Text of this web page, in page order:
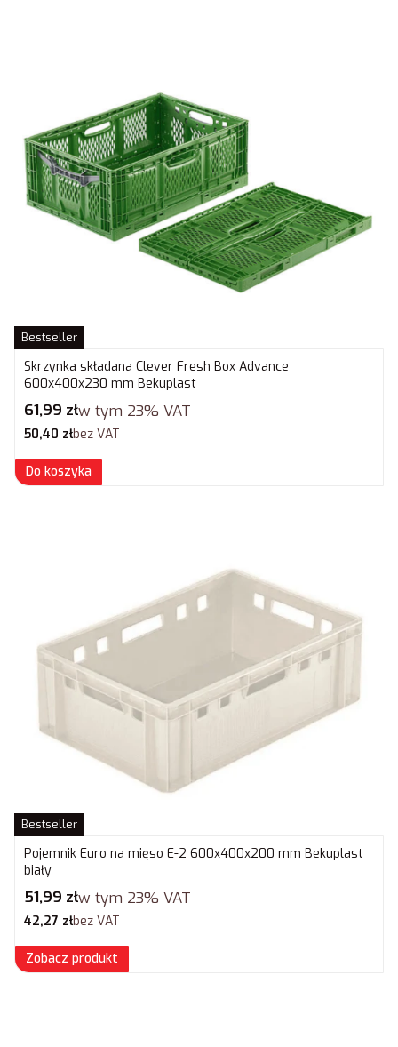
Bestseller
Skrzynka składana Clever Fresh Box Advance
600x400x230 mm Bekuplast
Cena brutto
61,99 złw tym 23% VAT
Cena netto
50,40 złbez VAT
Do koszyka
Bestseller
Pojemnik Euro na mięso E-2 600x400x200 mm Bekuplast
biały
Cena brutto
51,99 złw tym 23% VAT
Cena netto
42,27 złbez VAT
Zobacz produkt